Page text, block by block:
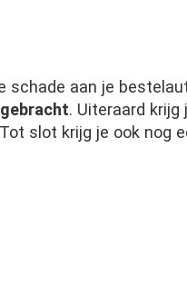
schade aan je
. Uiteraard krijg
slot krijg je ook nog